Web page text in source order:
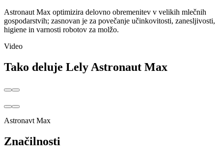
Astronaut Max optimizira delovno obremenitev v velikih mlečnih
gospodarstvih; zasnovan je za povečanje učinkovitosti, zanesljivosti,
higiene in varnosti robotov za molžo.
Video
Tako deluje Lely Astronaut Max
Astronavt Max
Značilnosti